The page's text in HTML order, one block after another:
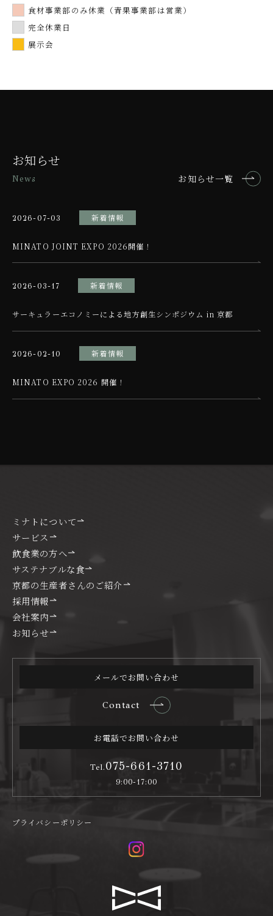
食材事業部のみ休業（青果事業部は営業）
完全休業日
展示会
お知らせ
News お知らせ一覧
2026-07-03 新着情報
MINATO JOINT EXPO 2026開催！
2026-03-17 新着情報
サーキュラーエコノミーによる地方創生シンポジウム in 京都
2026-02-10 新着情報
MINATO EXPO 2026 開催！
ミナトについて
サービス
飲食業の方へ
サステナブルな食
京都の生産者さんのご紹介
採用情報
会社案内
お知らせ
メールでお問い合わせ
Contact
お電話でお問い合わせ
Tel.075-661-3710
9:00-17:00
プライバシーポリシー